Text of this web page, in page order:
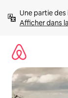
directement
Afficher dans